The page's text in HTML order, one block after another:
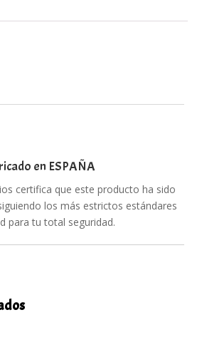
en ESPAÑA
certifica que este producto ha sido
los más estrictos estándares
para tu total seguridad.